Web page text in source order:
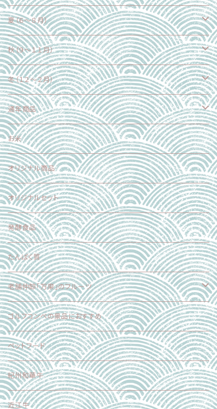
野菜
果物
魚介類
加工食品
夏（６～８月）
野菜
果物
魚介類
加工食品
秋（９～１１月）
野菜
果物
魚介類
加工食品
スイーツ
冬（１２～２月）
野菜
果物
魚介類
加工食品
スイーツ
通年商品
野菜
果物
魚介類
肉
乳製品
麺
スイーツ
加工食品
調味料
その他
お米
オリジナル商品
オリジナルセット
発酵食品
たんぱく質
老舗仲卸「万果」のフルーツ
フードロス削減企画
正品（ギフト対応可）
加工品
ゴルフコンペの景品におすすめ
ペットフード
紀州和華牛
近江牛